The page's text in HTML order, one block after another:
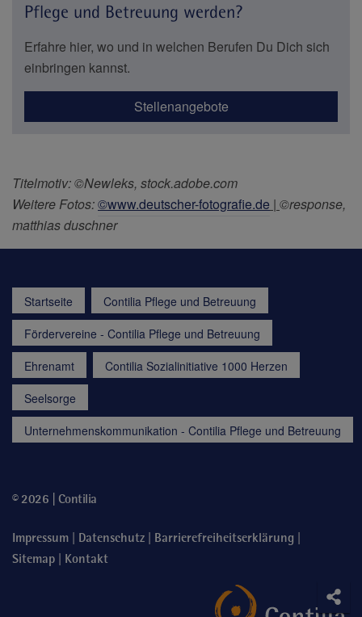
Pflege und Betreuung werden?
Erfahre hier, wo und in welchen Berufen Du Dich sich
einbringen kannst.
Stellenangebote
Titelmotiv: ©Newleks, stock.adobe.com
Weitere Fotos:©www.deutscher-fotografie.de | ©response,
matthias duschner
Startseite
Contilia Pflege und Betreuung
Fördervereine - Contilia Pflege und Betreuung
Ehrenamt
Contilia Sozialinitiative 1000 Herzen
Seelsorge
Unternehmenskommunikation - Contilia Pflege und Betreuung
© 2026 | Contilia
Impressum | Datenschutz | Barrierefreiheitserklärung |
Sitemap | Kontakt